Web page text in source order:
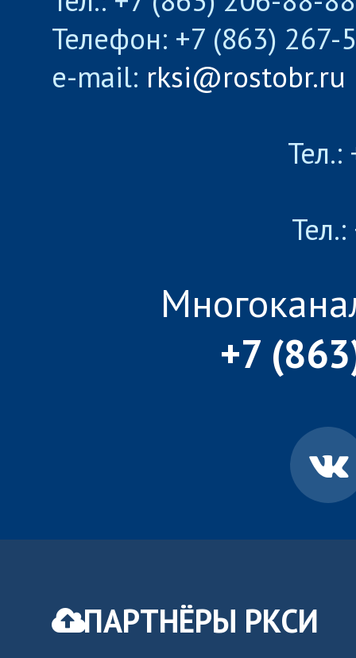
Телефон: +7 (863) 267-
e-mail: rksi@rostobr.ru
+7
ПАРТНЁРЫ РКСИ